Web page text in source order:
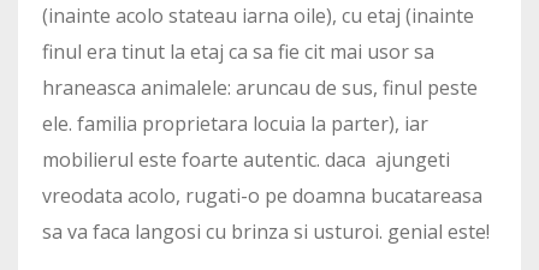
(inainte acolo stateau iarna oile), cu etaj (inainte
finul era tinut la etaj ca sa fie cit mai usor sa
hraneasca animalele: aruncau de sus, finul peste
ele. familia proprietara locuia la parter), iar
mobilierul este foarte autentic. daca ajungeti
vreodata acolo, rugati-o pe doamna bucatareasa
sa va faca langosi cu brinza si usturoi. genial este!